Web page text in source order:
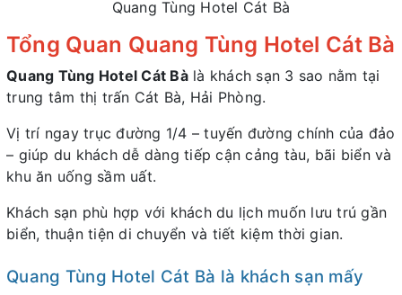
Quang Tùng Hotel Cát Bà
Tổng Quan Quang Tùng Hotel Cát Bà
Quang Tùng Hotel Cát Bàlà khách sạn 3 sao nằm tại
trung tâm thị trấn Cát Bà, Hải Phòng.
Vị trí ngay trục đường 1/4 – tuyến đường chính của đảo
– giúp du khách dễ dàng tiếp cận cảng tàu, bãi biển và
khu ăn uống sầm uất.
Khách sạn phù hợp với khách du lịch muốn lưu trú gần
biển, thuận tiện di chuyển và tiết kiệm thời gian.
Quang Tùng Hotel Cát Bà là khách sạn mấy